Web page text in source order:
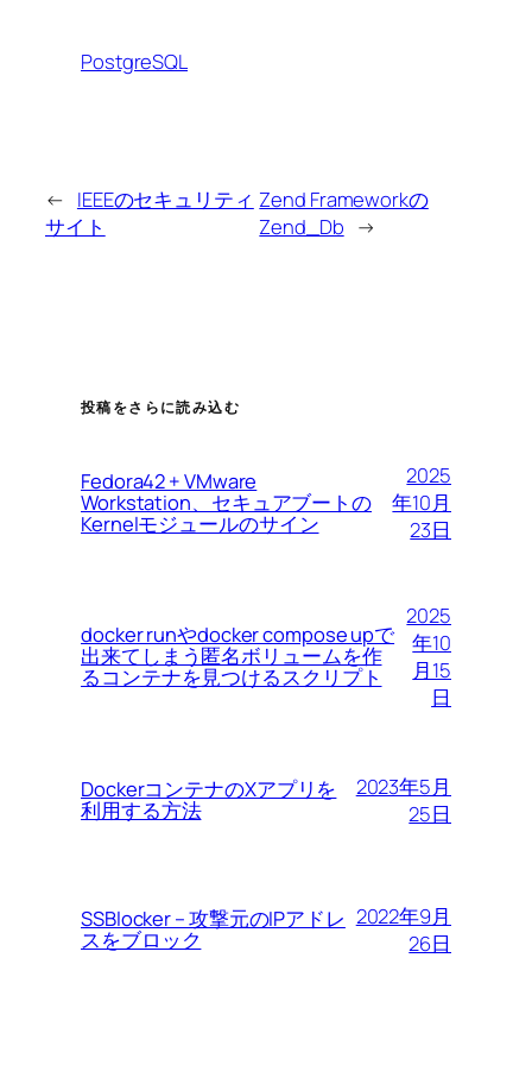
PostgreSQL
← IEEEのセキュリティ
サイト
Zend Frameworkの
Zend_Db →
投稿をさらに読み込む
Fedora42 + VMware
Workstation、セキュアブートの
Kernelモジュールのサイン
2025
年10月
23日
docker runやdocker compose upで
出来てしまう匿名ボリュームを作
るコンテナを見つけるスクリプト
2025
年10
月15
日
DockerコンテナのXアプリを
利用する方法
2023年5月
25日
SSBlocker – 攻撃元のIPアドレ
スをブロック
2022年9月
26日